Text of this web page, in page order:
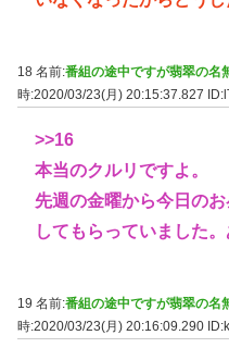
18 名前:番組の途中ですが翡翠の名
時:2020/03/23(月) 20:15:37.827
>>16
本当のクルリですよ。
先週の金曜から今日の
してもらっていました
19 名前:番組の途中ですが翡翠の名
時:2020/03/23(月) 20:16:09.290